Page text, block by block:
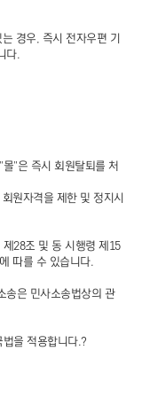
경우, 즉시 전자우편 기
다.
"은 즉시 회원탈퇴를 처
원자격을 제한 및 정지시
28조 및 동 시행령 제15
따를 수 있습니다.
은 민사소송법상의 관
을 적용합니다.?